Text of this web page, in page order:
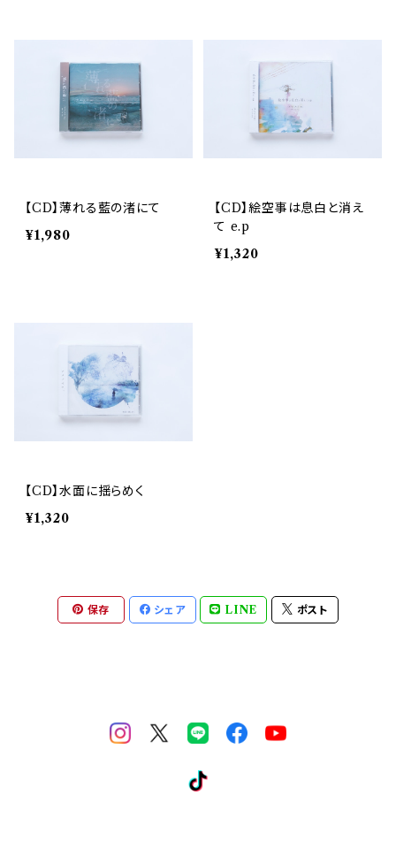
【CD】薄れる藍の渚にて
¥1,980
【CD】絵空事は息白と消え
て e.p
¥1,320
【CD】水面に揺らめく
¥1,320
保存 シェア LINE ポスト